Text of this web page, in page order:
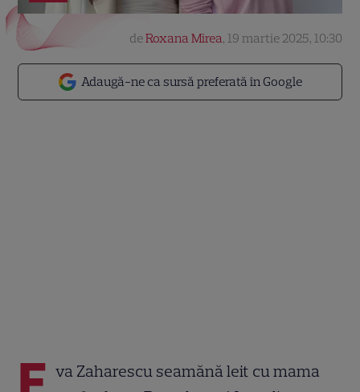
Adaugă-ne ca sursă preferată în Google
deRoxana Mirea, 19 martie 2025, 10:30
va Zaharescu seamănă leit cu mama